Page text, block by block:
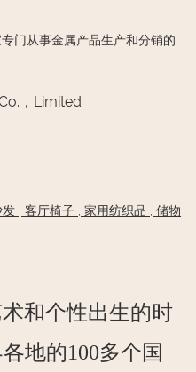
门从事金属产品生产和分销的
，Limited
发 , 客厅椅子 , 家用纺织品 , 储物
和个性出生的时
地的100多个国